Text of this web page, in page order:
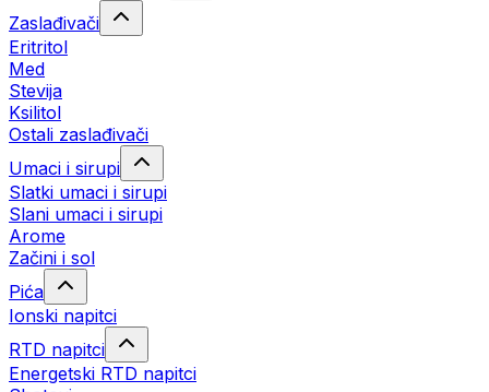
Zaslađivači
Eritritol
Med
Stevija
Ksilitol
Ostali zaslađivači
Umaci i sirupi
Slatki umaci i sirupi
Slani umaci i sirupi
Arome
Začini i sol
Pića
Ionski napitci
RTD napitci
Energetski RTD napitci